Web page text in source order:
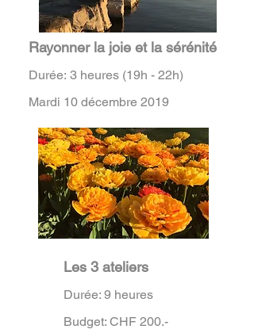
Rayonner la joie et la sérénité
Durée: 3 heures (19h - 22h)
Mardi 10 décembre 2019
Les 3 ateliers
Durée: 9 heures
Budget: CHF 200.-